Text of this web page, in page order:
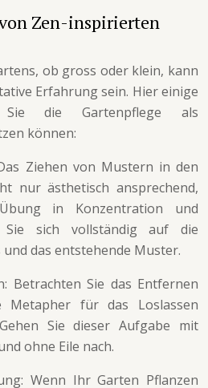
Zen-inspirierten
ob gross oder klein, kann
Erfahrung sein. Hier einige
Sie die Gartenpflege als
können:
Ziehen von Mustern in den
nur ästhetisch ansprechend,
in Konzentration und
Sie sich vollständig auf die
und das entstehende Muster.
Betrachten Sie das Entfernen
für das Loslassen
Sie dieser Aufgabe mit
ohne Eile nach.
Wenn Ihr Garten Pflanzen